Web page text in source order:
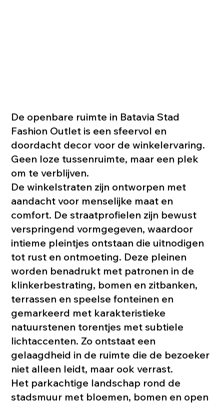
De openbare ruimte in Batavia Stad
Fashion Outlet is een sfeervol en
doordacht decor voor de winkelervaring.
Geen loze tussenruimte, maar een plek
om te verblijven.
De winkelstraten zijn ontworpen met
aandacht voor menselijke maat en
comfort. De straatprofielen zijn bewust
verspringend vormgegeven, waardoor
intieme pleintjes ontstaan die uitnodigen
tot rust en ontmoeting. Deze pleinen
worden benadrukt met patronen in de
klinkerbestrating, bomen en zitbanken,
terrassen en speelse fonteinen en
gemarkeerd met karakteristieke
natuurstenen torentjes met subtiele
lichtaccenten. Zo ontstaat een
gelaagdheid in de ruimte die de bezoeker
niet alleen leidt, maar ook verrast.
Het parkachtige landschap rond de
stadsmuur met bloemen, bomen en open